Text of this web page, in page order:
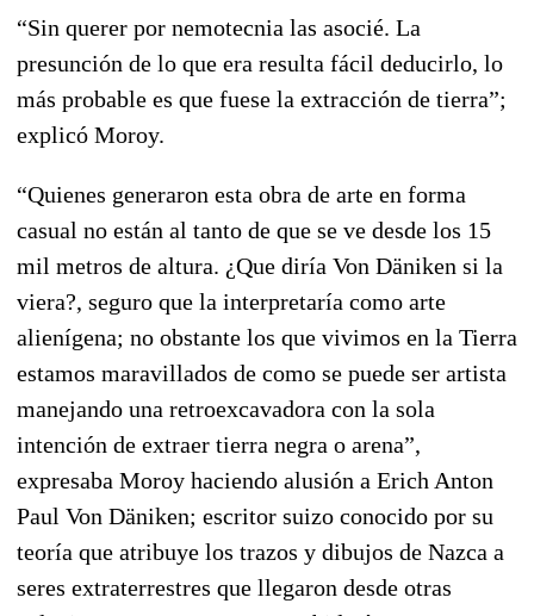
“Sin querer por nemotecnia las asocié. La
presunción de lo que era resulta fácil deducirlo, lo
más probable es que fuese la extracción de tierra”;
explicó Moroy.
“Quienes generaron esta obra de arte en forma
casual no están al tanto de que se ve desde los 15
mil metros de altura. ¿Que diría Von Däniken si la
viera?, seguro que la interpretaría como arte
alienígena; no obstante los que vivimos en la Tierra
estamos maravillados de como se puede ser artista
manejando una retroexcavadora con la sola
intención de extraer tierra negra o arena”,
expresaba Moroy haciendo alusión a Erich Anton
Paul Von Däniken; escritor suizo conocido por su
teoría que atribuye los trazos y dibujos de Nazca a
seres extraterrestres que llegaron desde otras